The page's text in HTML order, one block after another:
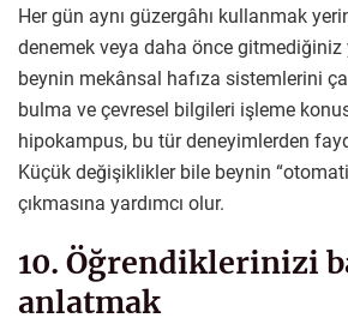
Her gün aynı güzergâhı kullanmak
denemek veya daha önce gitmediğiniz
beynin mekânsal hafıza sistemlerini
bulma ve çevresel bilgileri işleme
hipokampus, bu tür deneyimlerden
Küçük değişiklikler bile beynin
çıkmasına yardımcı olur.
10. Öğrendiklerinizi
anlatmak